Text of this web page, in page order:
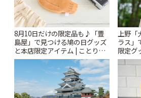
8月10日だけの限定品も♪「豊
島屋」で見つける鳩の日グッズ
と本店限定アイテム | ことりっ
ぷ
上野「
ラス」
限定グ